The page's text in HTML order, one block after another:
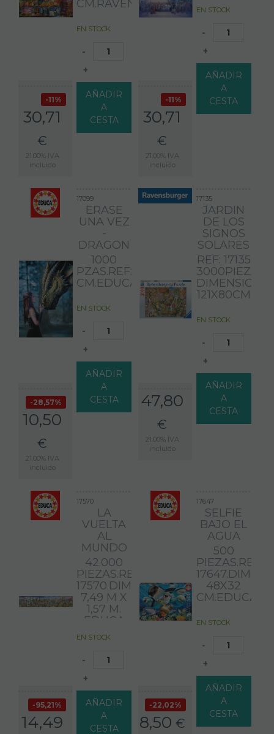
11%
30,71
€
21.00% IVA
incluido
CM.RAVENSBURGER
EN STOCK
-
+
AÑADIR
A
CESTA
11%
30,71
€
21.00% IVA
incluido
EN STOCK
-
+
AÑADIR
A
CESTA
28,57%
10,50
€
21.00% IVA
incluido
17099
ERASE
UNA VEZ
-
DRAGON
1000
PZAS.REF:17099.DIM:68X48
CM.EDUCABORRAS
EN STOCK
-
+
AÑADIR
A
CESTA
47,80
€
21.00% IVA
incluido
17135
JARDIN
DE LOS
SIGNOS
SOLARES
REF: 17135
3000PIEZAS
121X80CM
EN STOCK
-
+
AÑADIR
A
CESTA
95,21%
14,49
17570
LA
VUELTA
AL
MUNDO
42.000
PIEZAS.REF:
17570.DIMENSIONES:
7,49 M X
1,57 M.
EDUCA
CON
ESTE
MARAVILLOSO
PUZZLE
PODRÁS
DARTE
UNA
VUELTA
EN STOCK
-
+
AÑADIR
A
CESTA
22,02%
8,50 €
17647
SELFIE
BAJO EL
AGUA
500
PIEZAS.REF:
17647.DIM:
48X32
CM.EDUCA
EN STOCK
-
+
AÑADIR
A
CESTA